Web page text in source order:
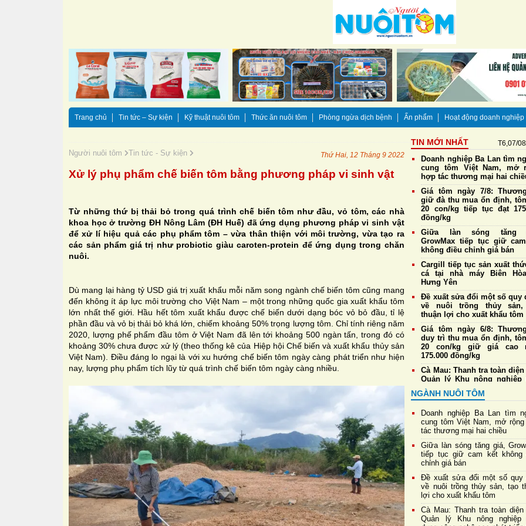
Trang chủ Tin tức – Sự kiện Kỹ thuật nuôi tôm Thức ăn nuôi tôm Phòng ngừa dịch bệnh Ấn phẩm Hoạt động doanh nghiệp
Người nuôi tôm Tin tức - Sự kiện Thứ Hai, 12 Tháng 9 2022
Xử lý phụ phẩm chế biến tôm bằng phương pháp vi sinh vật
Từ những thứ bị thải bỏ trong quá trình chế biến tôm như đầu, vỏ tôm, các nhà
khoa học ở trường ĐH Nông Lâm (ĐH Huế) đã ứng dụng phương pháp vi sinh vật
để xử lí hiệu quả các phụ phẩm tôm – vừa thân thiện với môi trường, vừa tạo ra
các sản phẩm giá trị như probiotic giàu caroten-protein để ứng dụng trong chăn
nuôi.
Dù mang lại hàng tỷ USD giá trị xuất khẩu mỗi năm song ngành chế biến tôm cũng mang
đến không ít áp lực môi trường cho Việt Nam – một trong những quốc gia xuất khẩu tôm
lớn nhất thế giới. Hầu hết tôm xuất khẩu được chế biến dưới dạng bóc vỏ bỏ đầu, tỉ lệ
phần đầu và vỏ bị thải bỏ khá lớn, chiếm khoảng 50% trọng lượng tôm. Chỉ tính riêng năm
2020, lượng phế phẩm đầu tôm ở Việt Nam đã lên tới khoảng 500 ngàn tấn, trong đó có
khoảng 30% chưa được xử lý (theo thống kê của Hiệp hội Chế biến và xuất khẩu thủy sản
Việt Nam). Điều đáng lo ngại là với xu hướng chế biến tôm ngày càng phát triển như hiện
nay, lượng phụ phẩm tích lũy từ quá trình chế biến tôm ngày càng nhiều.
TIN MỚI NHẤT T6,07/
Doanh nghiệp Ba Lan tìm
cung tôm Việt Nam, mở
hợp tác thương mại hai
Giá tôm ngày 7/8:
giữ đà thu mua ổn định,
20 con/kg tiếp tục đạt
đồng/kg
Giữa làn sóng tăng
GrowMax tiếp tục giữ
không điều chỉnh giá bán
Cargill tiếp tục sản xuất
cá tại nhà máy Biên
Hưng Yên
Đề xuất sửa đổi một số quy
về nuôi trồng thủy sản,
thuận lợi cho xuất khẩu tôm
Giá tôm ngày 6/8:
duy trì thu mua ổn định,
20 con/kg giữ giá cao
175.000 đồng/kg
Cà Mau: Thanh tra toàn diện
Quản lý Khu nông nghiệp
dụng công nghệ cao phát
tôm
Phát hiện thực khuẩn thể
vB-vP-ZX1018: “Trợ thủ”
năng chống Vibrio đa kháng
Cựu chiến binh Nghệ An
gần 1,3 tỷ đồng mỗi năm
nuôi tôm công nghệ cao
Con giống chất lượng tạo
tảng cho nghề nuôi tôm
triển bền vững
NGÀNH NUÔI TÔM
Doanh nghiệp Ba Lan tìm
cung tôm Việt Nam, mở
tác thương mại hai chiều
Giữa làn sóng tăng giá,
tiếp tục giữ cam kết không
chỉnh giá bán
Đề xuất sửa đổi một số quy
về nuôi trồng thủy sản, tạo
lợi cho xuất khẩu tôm
Cà Mau: Thanh tra toàn diện
Quản lý Khu nông nghiệp